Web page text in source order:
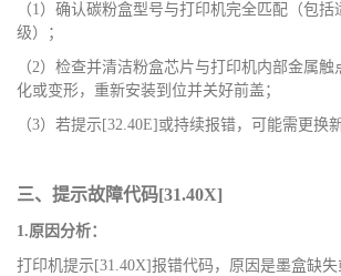
（1）确认碳粉盒型号与打印机完全匹配（包括
级）；
（2）检查并清洁粉盒芯片与打印机内部金属触
化或变形，重新安装到位并关好前盖；
（3）若提示[32.40E]或持续报错， 可能需更换
三、提示故障代码[31.40X]
1.原因分析：
打印机提示 [31.40X]报错代码，原因是墨盒缺